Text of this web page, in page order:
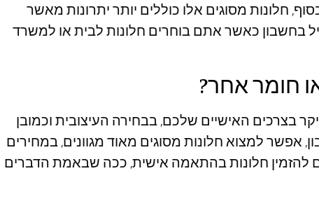
חלונות מסוגים אלו כוללים יותר יתרונות מאשר
בחשבון כאשר אתם בוחרים חלונות לבית או למשרד
חומר אחר?
בצרכים האישיים שלכם, בבחירה העיצובית וכמובן
למצוא חלונות מסוגים מאוד מגוונים, במחירים
להזמין חלונות בהתאמה אישית, ככה שבאמת הדברים